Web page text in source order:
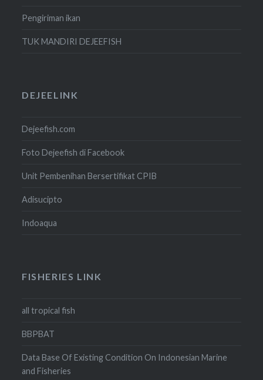
Pengiriman ikan
TUK MANDIRI DEJEEFISH
DEJEELINK
Dejeefish.com
Foto Dejeefish di Facebook
Unit Pembenihan Bersertifikat CPIB
Adisucipto
Indoaqua
FISHERIES LINK
all tropical fish
BBPBAT
Data Base Of Existing Condition On Indonesian Marine
and Fisheries